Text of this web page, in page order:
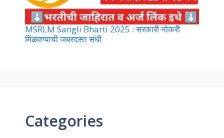
MSRLM Sangli Bharti 2025 : सरकारी नोकरी
मिळवण्याची जबरदस्त संधी
Categories